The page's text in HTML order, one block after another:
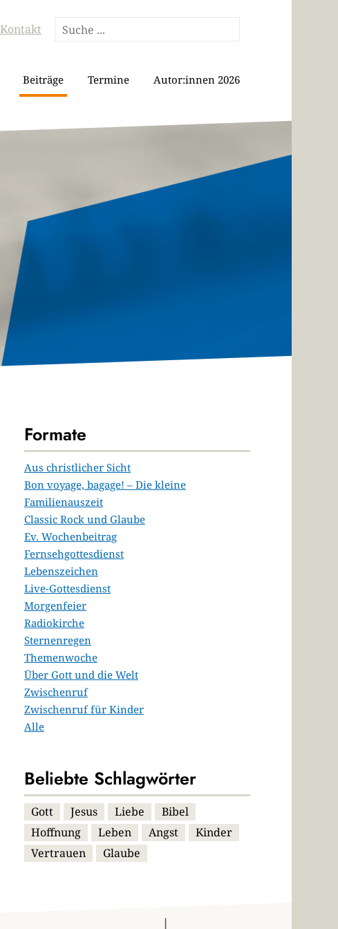
Kontakt
Beiträge Termine Autor:innen 2026
Formate
Aus christlicher Sicht
Bon voyage, bagage! – Die kleine
Familienauszeit
Classic Rock und Glaube
Ev. Wochenbeitrag
Fernsehgottesdienst
Lebenszeichen
Live-Gottesdienst
Morgenfeier
Radiokirche
Sternenregen
Themenwoche
Über Gott und die Welt
Zwischenruf
Zwischenruf für Kinder
Alle
Beliebte Schlagwörter
Gott Jesus Liebe
Bibel
Hoffnung
Leben Angst
Kinder
Vertrauen
Glaube